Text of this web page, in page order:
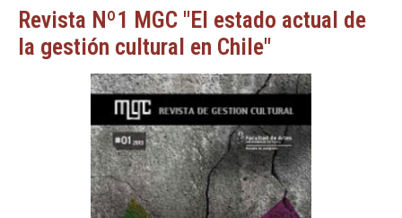
EXTENSIÓN
CREACIÓNE INVESTIGACIÓN
BIBLIOTECA
DEPARTAMENTOS
FACULTAD
Estudiantes Funcionarias/os
Revista Nº1 MGC "El estado actual de
la gestión cultural en Chile"